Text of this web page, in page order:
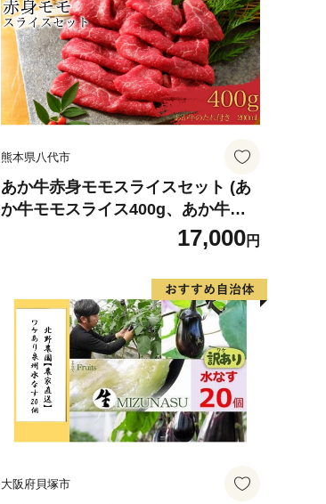
熊本県八代市
あか牛赤身モモスライスセット (あ
か牛モモスライス400g、あか牛の
17,000円
大阪府貝塚市